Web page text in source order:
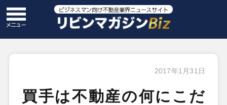
2017年1月31日
買手は不動産の何にこだ